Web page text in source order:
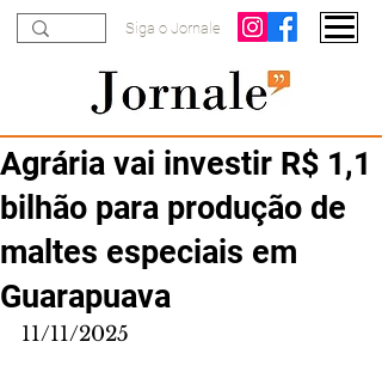
Siga o Jornale
Agrária vai investir R$ 1,1
bilhão para produção de
maltes especiais em
Guarapuava
11/11/2025